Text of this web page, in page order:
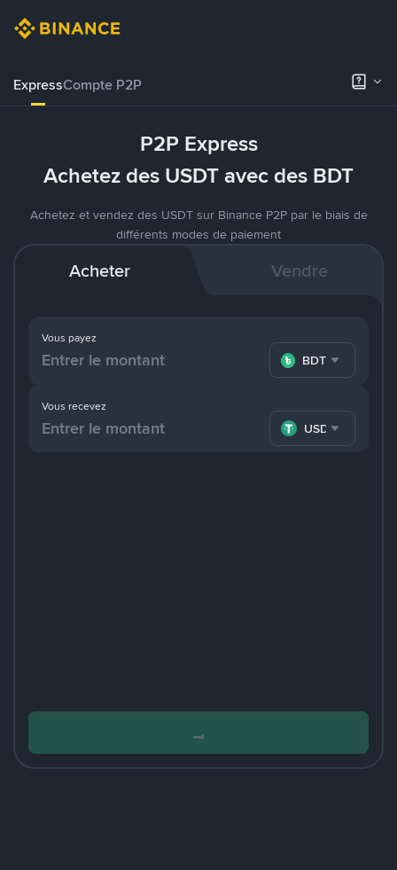
ExpressCompte P2P
P2P Express
Achetez des USDT avec des BDT
Achetez et vendez des USDT sur Binance P2P par le biais de
différents modes de paiement
Acheter Vendre
Vous payez
BDT
Vous recevez
USDT